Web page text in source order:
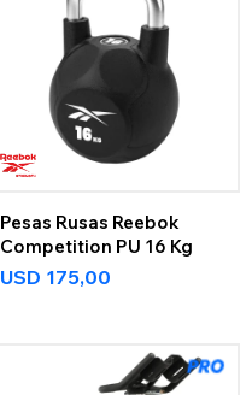
Pesas Rusas Reebok
Competition PU 16 Kg
USD 175,00